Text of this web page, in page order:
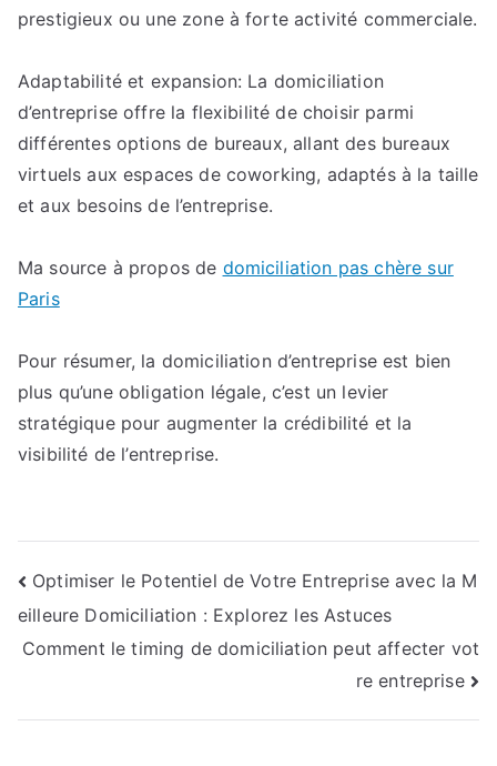
prestigieux ou une zone à forte activité commerciale.
Adaptabilité et expansion: La domiciliation
d’entreprise offre la flexibilité de choisir parmi
différentes options de bureaux, allant des bureaux
virtuels aux espaces de coworking, adaptés à la taille
et aux besoins de l’entreprise.
Ma source à propos de domiciliation pas chère sur
Paris
Pour résumer, la domiciliation d’entreprise est bien
plus qu’une obligation légale, c’est un levier
stratégique pour augmenter la crédibilité et la
visibilité de l’entreprise.
Navigation
de
Optimiser le Potentiel de Votre Entreprise avec la M
eilleure Domiciliation : Explorez les Astuces
Comment le timing de domiciliation peut affecter vot
re entreprise